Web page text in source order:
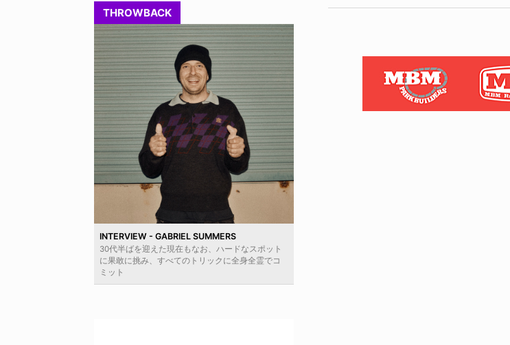
THROWBACK
INTERVIEW - GABRIEL SUMMERS
30代半ばを迎えた現在もなお、ハードなスポット
に果敢に挑み、すべてのトリックに全身全霊でコ
ミット